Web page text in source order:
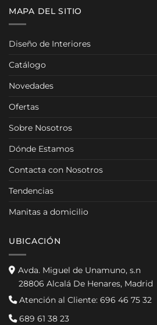
MAPA DEL SITIO
Diseño de Interiores
Catálogo
Novedades
Ofertas
Sobre Nosotros
Dónde Estamos
Contacta con Nosotros
Tendencias
Manitas a domicilio
UBICACIÓN
Avda. Miguel de Unamuno, s.n
28806 Alcalá De Henares, Madrid
Atención al Cliente: 696 46 75 32
689 61 38 23